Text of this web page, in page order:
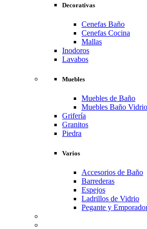
Decorativas
Cenefas Baño
Cenefas Cocina
Mallas
Inodoros
Lavabos
Muebles
Muebles de Baño
Muebles Baño Vidrio
Grifería
Granitos
Piedra
Varios
Accesorios de Baño
Barrederas
Espejos
Ladrillos de Vidrio
Pegante y